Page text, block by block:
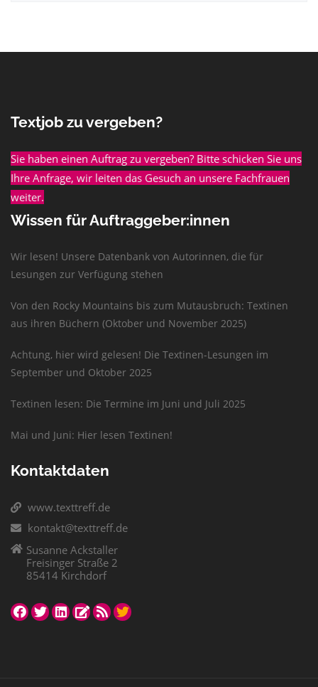
Textjob zu vergeben?
Sie haben einen Auftrag zu vergeben? Bitte schicken Sie uns
Ihre Anfrage, wir leiten das Gesuch an unsere Fachfrauen
weiter.
Wissen für Auftraggeber:innen
Wir lesen! Unsere Datenbank von Autorinnen, die für
Lesungen zur Verfügung stehen
Von den Rocky Mountains bis zum Mutausbruch: Textinen
aus ihren Büchern (Oktober und November 2025)
Achtung, hier wird gelesen! Die Textinen-Lesungen im
September und Oktober 2025
Textinen lesen: Die Termine im Juni und Juli 2025
Mai und Juni: Hier lesen Textinen!
Kontaktdaten
www.texttreff.de
kontakt@texttreff.de
Susanne Ackstaller
Freisinger Straße 2
85414 Kirchdorf